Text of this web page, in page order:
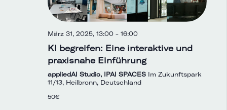
März 31, 2025, 13:00 - 16:00
KI begreifen: Eine interaktive und
praxisnahe Einführung
appliedAI Studio, IPAI SPACES Im Zukunftspark
11/13, Heilbronn, Deutschland
50€